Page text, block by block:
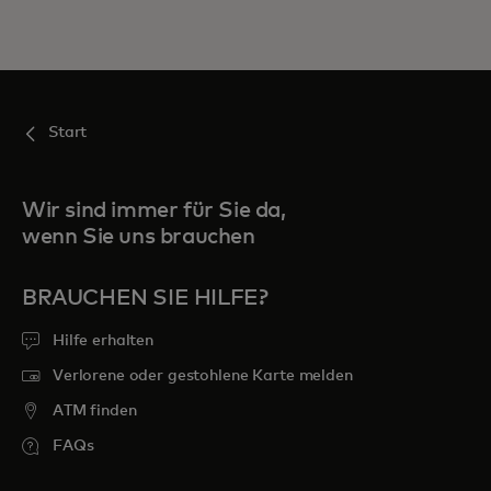
Neuigkeiten und Trends
Start
Wir sind immer für Sie da,
wenn Sie uns brauchen
BRAUCHEN SIE HILFE?
Hilfe erhalten
Verlorene oder gestohlene Karte melden
ATM finden
FAQs